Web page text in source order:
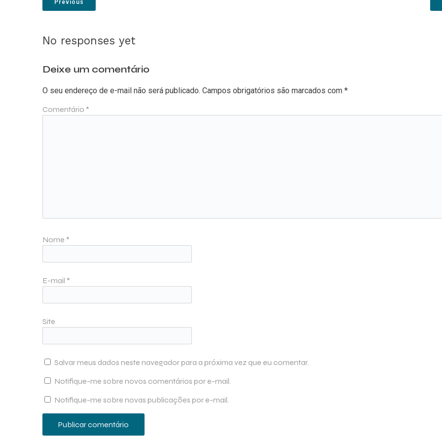
Previous
No responses yet
Deixe um comentário
O seu endereço de e-mail não será publicado. Campos obrigatórios são marcados com *
Comentário *
Nome *
E-mail *
Site
Salvar meus dados neste navegador para a próxima vez que eu comentar.
Notifique-me sobre novos comentários por e-mail.
Notifique-me sobre novas publicações por e-mail.